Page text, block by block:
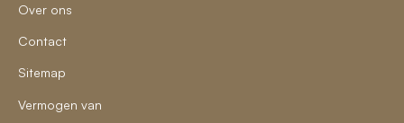
Over ons
Contact
Sitemap
Vermogen van